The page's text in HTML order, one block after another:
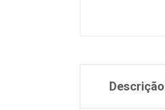
Descrição